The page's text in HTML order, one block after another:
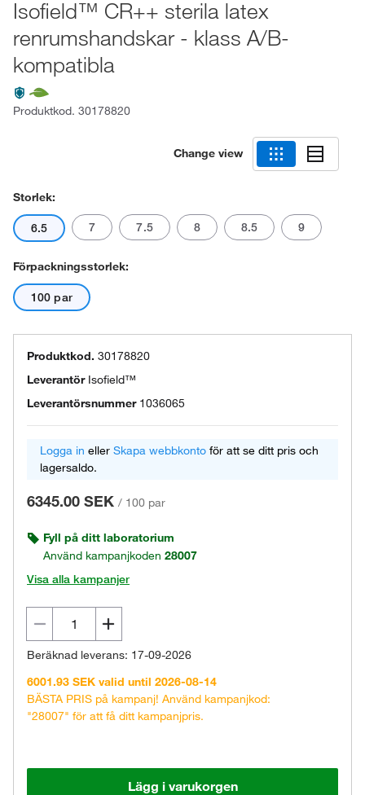
Isofield™ CR++ sterila latex
renrumshandskar - klass A/B-
kompatibla
Produktkod. 30178820
Change view
Storlek:
6.5 7 7.5 8 8.5 9
Förpackningsstorlek:
100 par
Produktkod. 30178820
Leverantör Isofield™
Leverantörsnummer 1036065
Logga in eller Skapa webbkonto för att se ditt pris och
lagersaldo.
6345.00 SEK / 100 par
Fyll på ditt laboratorium
Använd kampanjkoden 28007
Visa alla kampanjer
Beräknad leverans: 17-09-2026
6001.93 SEK valid until 2026-08-14
BÄSTA PRIS på kampanj! Använd kampanjkod:
"28007" för att få ditt kampanjpris.
Lägg i varukorgen